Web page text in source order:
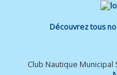
Découvrez tous
Club Nautique Municipal